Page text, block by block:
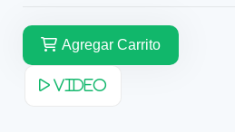
Agregar Carrito
Video